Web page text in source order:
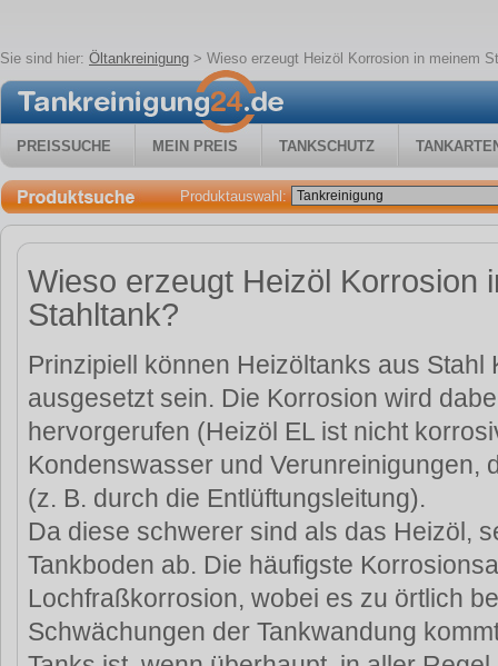
Sie sind hier: Öltankreinigung > Wieso erzeugt Heizöl Korrosion in meinem
PREISSUCHE MEIN PREIS TANKSCHUTZ
Produktauswahl:
Wieso erzeugt Heizöl Korrosion
Stahltank?
Prinzipiell können Heizöltanks aus Stahl
ausgesetzt sein. Die Korrosion wird
hervorgerufen (Heizöl EL ist nicht
Kondenswasser und Verunreinigungen,
(z. B. durch die Entlüftungsleitung).
Da diese schwerer sind als das Heizöl,
Tankboden ab. Die häufigste
Lochfraßkorrosion, wobei es zu örtlich
Schwächungen der Tankwandung